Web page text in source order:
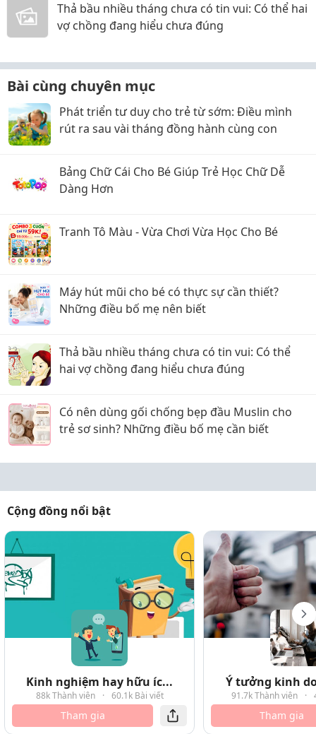
Thả bầu nhiều tháng chưa có tin vui: Có thể hai
vợ chồng đang hiểu chưa đúng
Bài cùng chuyên mục
Phát triển tư duy cho trẻ từ sớm: Điều mình
rút ra sau vài tháng đồng hành cùng con
Bảng Chữ Cái Cho Bé Giúp Trẻ Học Chữ Dễ
Dàng Hơn
Tranh Tô Màu - Vừa Chơi Vừa Học Cho Bé
Máy hút mũi cho bé có thực sự cần thiết?
Những điều bố mẹ nên biết
Thả bầu nhiều tháng chưa có tin vui: Có thể
hai vợ chồng đang hiểu chưa đúng
Có nên dùng gối chống bẹp đầu Muslin cho
trẻ sơ sinh? Những điều bố mẹ cần biết
Cộng đồng nổi bật
Kinh nghiệm hay hữu íc...
88k Thành viên · 60.1k Bài viết
Tham gia
Ý tưởng kinh
91.7k Thành viên ·
Tham gia